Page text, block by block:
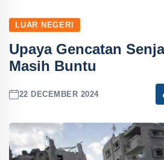
LUAR NEGERI
Upaya Gencatan
Masih Buntu
22 DECEMBER 2024